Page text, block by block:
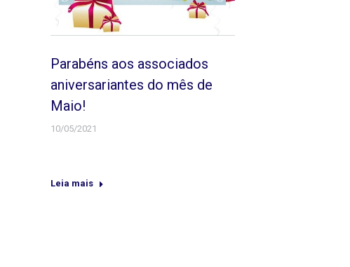
Parabéns aos associados
aniversariantes do mês de
Maio!
10/05/2021
Leia mais